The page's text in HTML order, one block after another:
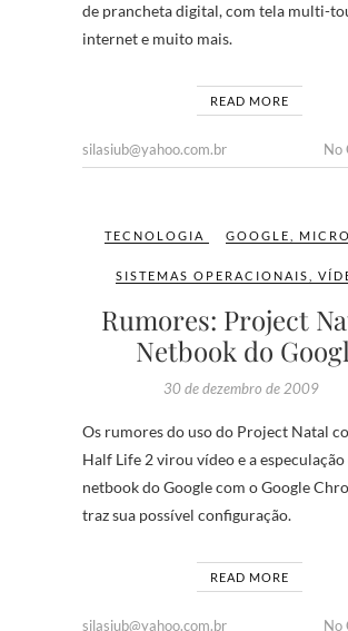
de prancheta digital, com tela multi-
internet e muito mais.
READ MORE
silasiub@yahoo.com.br No
TECNOLOGIA GOOGLE
SISTEMAS OPERACIONAIS
Rumores: Project
Netbook do
30 de dezembro de 2009
Os rumores do uso do Project Natal
Half Life 2 virou vídeo e a especulação
netbook do Google com o Google
traz sua possível configuração.
READ MORE
silasiub@yahoo.com.br No